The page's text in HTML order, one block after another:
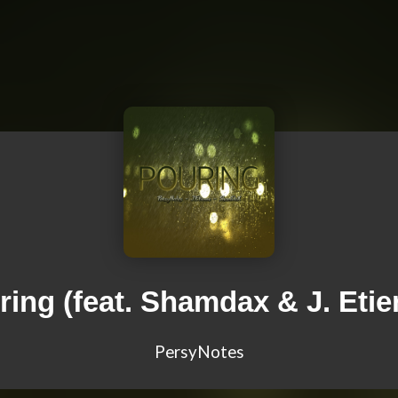
(feat. Shamdax & J.
PersyNotes